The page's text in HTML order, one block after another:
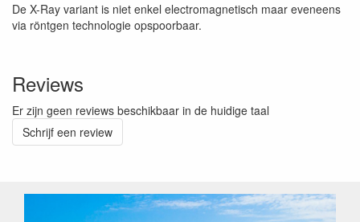
De X-Ray variant is niet enkel electromagnetisch maar eveneens
via röntgen technologie opspoorbaar.
Reviews
Er zijn geen reviews beschikbaar in de huidige taal
Schrijf een review